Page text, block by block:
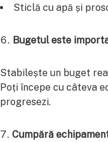
Sticlă cu apă și
Bugetul este
Stabilește un buget
Poți începe cu câteva
progresezi.
Cumpără